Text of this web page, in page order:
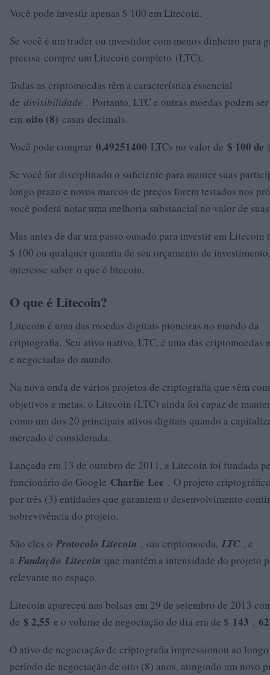
Você pode investir apenas $ 100 em Litecoin.
Se você é um trader ou investidor com menos dinheiro para
precisa compre um Litecoin completo (LTC).
Todas as criptomoedas têm a característica essencial
de divisibilidade . Portanto, LTC e outras moedas podem
em oito (8) casas decimais.
Você pode comprar 0,49251400 LTCs no valor de $ 100 de
Se você for disciplinado o suficiente para manter suas
longo prazo e novos marcos de preços forem testados nos
você poderá notar uma melhoria substancial no valor de
Mas antes de dar um passo ousado para investir em Litecoin
$ 100 ou qualquer quantia de seu orçamento de
interesse saber o que é litecoin.
O que é Litecoin?
Litecoin é uma das moedas digitais pioneiras no mundo da
criptografia. Seu ativo nativo, LTC, é uma das criptomoedas
e negociadas do mundo.
Na nova onda de vários projetos de criptografia que vêm
objetivos e metas, o Litecoin (LTC) ainda foi capaz de
como um dos 20 principais ativos digitais quando a
mercado é considerada.
Lançada em 13 de outubro de 2011, a Litecoin foi fundada
funcionário do Google Charlie Lee . O projeto
por três (3) entidades que garantem o desenvolvimento
sobrevivência do projeto.
São eles o Protocolo Litecoin , sua criptomoeda, LTC , e
a Fundação Litecoin que mantém a intensidade do projeto
relevante no espaço.
Litecoin apareceu nas bolsas em 29 de setembro de 2013
de $ 2,55 e o volume de negociação do dia era de $ 143 .
O ativo de negociação de criptografia impressionou ao longo
período de negociação de oito (8) anos, atingindo um novo